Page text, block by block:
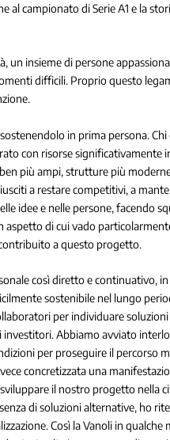
al campionato di Serie A1 e la
un insieme di persone
difficili. Proprio questo
in prima persona. Chi
con risorse significativamente
più ampi, strutture più
a restare competitivi, a
idee e nelle persone, facendo
di cui vado
a questo progetto.
così diretto e continuativo,
sostenibile nel lungo
per individuare
Abbiamo avviato
per proseguire il percorso
concretizzata una
il nostro progetto nella
di soluzioni alternative, ho
Così la Vanoli in qualche